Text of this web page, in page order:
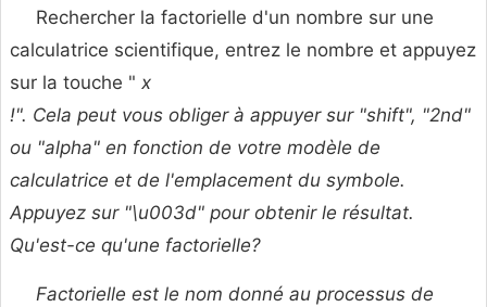
Rechercher la factorielle d'un nombre sur une
calculatrice scientifique, entrez le nombre et appuyez
sur la touche " x
!". Cela peut vous obliger à appuyer sur "shift", "2nd"
ou "alpha" en fonction de votre modèle de
calculatrice et de l'emplacement du symbole.
Appuyez sur "\u003d" pour obtenir le résultat.
Qu'est-ce qu'une factorielle?
Factorielle est le nom donné au processus de